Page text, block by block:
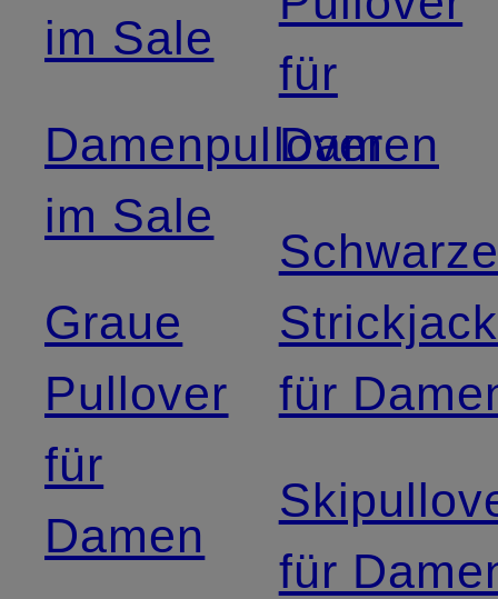
im Sale
Damenpullover
im Sale
Graue
Pullover
für
Damen
für
Damen
für
für